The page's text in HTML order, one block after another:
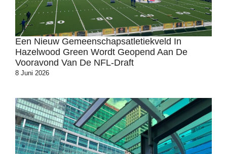
Een Nieuw Gemeenschapsatletiekveld In
Hazelwood Green Wordt Geopend Aan De
Vooravond Van De NFL-Draft
8 Juni 2026